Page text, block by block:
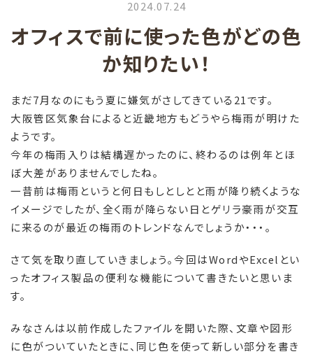
2024.07.24
オフィスで前に使った色がどの色
か知りたい！
まだ7月なのにもう夏に嫌気がさしてきている21です。
大阪管区気象台によると近畿地方もどうやら梅雨が明けた
ようです。
今年の梅雨入りは結構遅かったのに、終わるのは例年とほ
ぼ大差がありませんでしたね。
一昔前は梅雨というと何日もしとしとと雨が降り続くような
イメージでしたが、全く雨が降らない日とゲリラ豪雨が交互
に来るのが最近の梅雨のトレンドなんでしょうか・・・。
さて気を取り直していきましょう。今回はWordやExcelとい
ったオフィス製品の便利な機能について書きたいと思いま
す。
みなさんは以前作成したファイルを開いた際、文章や図形
に色がついていたときに、同じ色を使って新しい部分を書き